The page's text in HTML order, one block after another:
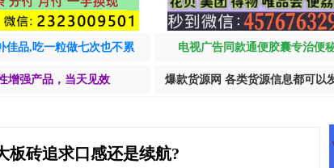
佳品,吃一粒做七次也不累 电视广告同款通便胶囊专治便
增强产品，当天见效 爆款货源网 各类货源信息都可以
板砖追求口感还是续航?